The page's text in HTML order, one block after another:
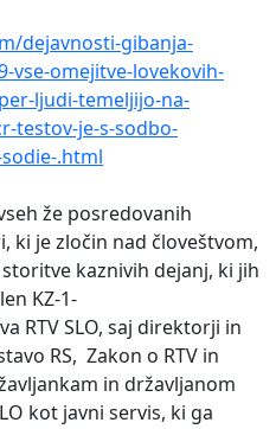
dejavnosti-gibanja-
vse-omejitve-lovekovih-
ljudi-temeljijo-na-
testov-je-s-sodbo-
.html
že posredovanih
ki je zločin nad človeštvom,
kaznivih dejanj, ki jih
KZ-1-
RTV SLO, saj direktorji in
RS, Zakon o RTV in
in državljanom
kot javni servis, ki ga